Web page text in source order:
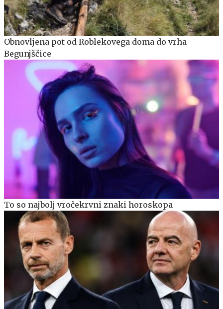
Obnovljena pot od Roblekovega doma do vrha
Begunjščice
To so najbolj vročekrvni znaki horoskopa